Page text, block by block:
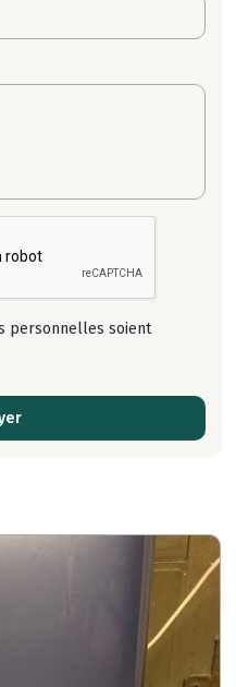
personnelles soient